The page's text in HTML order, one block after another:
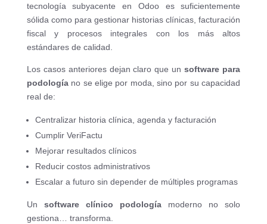
tecnología subyacente en Odoo es suficientemente
sólida como para gestionar historias clínicas, facturación
fiscal y procesos integrales con los más altos
estándares de calidad.
Los casos anteriores dejan claro que unsoftware para
podologíano se elige por moda, sino por su capacidad
real de:
Centralizar historia clínica, agenda y facturación
Cumplir VeriFactu
Mejorar resultados clínicos
Reducir costos administrativos
Escalar a futuro sin depender de múltiples programas
Un software clínico podología moderno no solo
gestiona… transforma.